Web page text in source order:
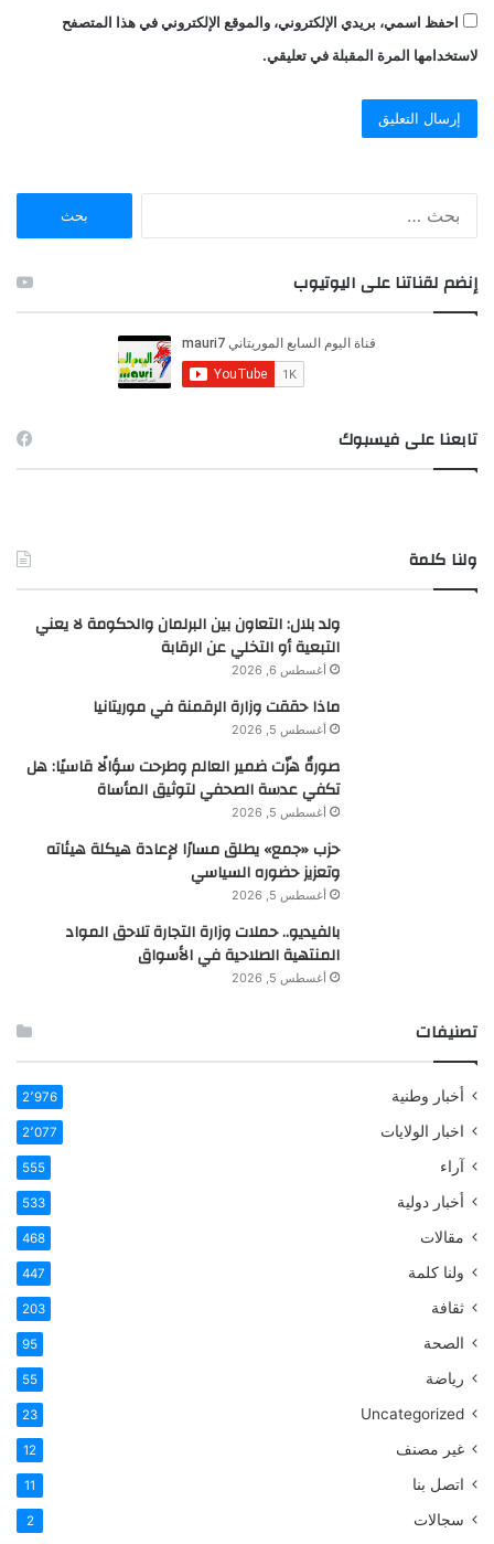
احفظ اسمي، بريدي الإلكتروني، والموقع الإلكتروني في هذا المتصفح
لاستخدامها المرة المقبلة في تعليقي.
ع
ن
:
إنضم لقناتنا على اليوتيوب
تابعنا على فيسبوك
ولنا كلمة
ولد بلال: التعاون بين البرلمان والحكومة لا يعني
التبعية أو التخلي عن الرقابة
أغسطس 6, 2026
ماذا حققت وزارة الرقمنة في موريتانيا
أغسطس 5, 2026
صورةٌ هزّت ضمير العالم وطرحت سؤالًا قاسيًا: هل
تكفي عدسة الصحفي لتوثيق المأساة
أغسطس 5, 2026
حزب «جمع» يطلق مسارًا لإعادة هيكلة هيئاته
وتعزيز حضوره السياسي
أغسطس 5, 2026
بالفيديو.. حملات وزارة التجارة تلاحق المواد
المنتهية الصلاحية في الأسواق
أغسطس 5, 2026
تصنيفات
أخبار وطنية 2٬976
اخبار الولايات 2٬077
آراء 555
أخبار دولية 533
مقالات 468
ولنا كلمة 447
ثقافة 203
الصحة 95
رياضة 55
Uncategorized
23
غير مصنف 12
اتصل بنا 11
سجالات 2